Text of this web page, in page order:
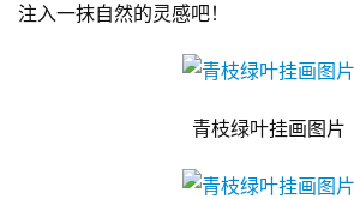
注入一抹自然的灵感吧！
青枝绿叶挂画图片